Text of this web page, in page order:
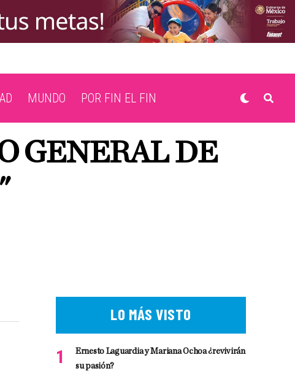
MUNDO POR FIN EL FIN
GENERAL DE
LO MÁS VISTO
Ernesto Laguardia y Mariana Ochoa ¿revivirán
su pasión?